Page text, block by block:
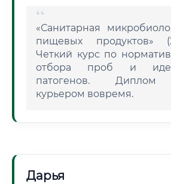
«Санитарная
пищевых продуктов»
Четкий курс по
отбора проб и
патогенов. Диплом
курьером вовремя.
Дарья